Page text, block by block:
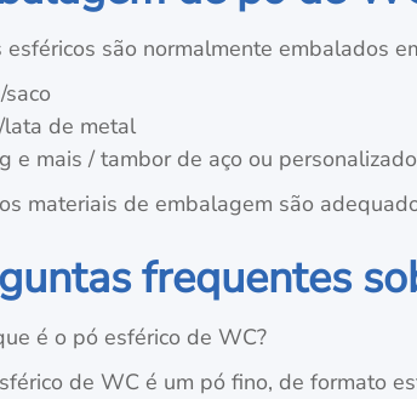
esféricos são normalmente embalados
de metal
e mais / tambor de aço ou personalizado
materiais de embalagem são
frequentes
é o pó esférico de WC?
de WC é um pó fino, de formato